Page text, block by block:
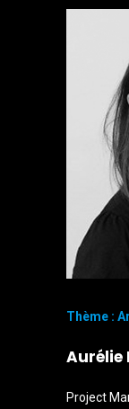
Thème :
Aurélie
Project